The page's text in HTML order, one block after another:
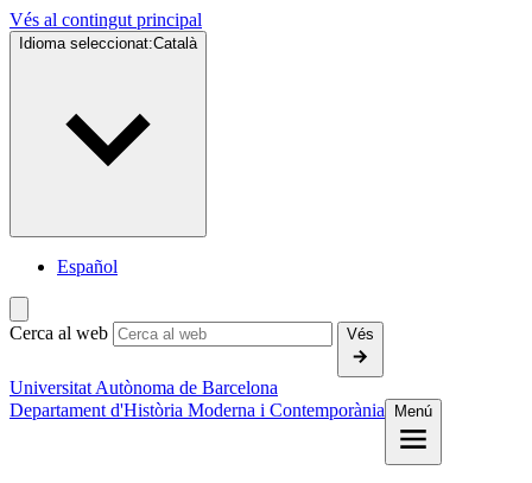
Vés al contingut principal
Idioma seleccionat:Català
Español
Cerca al web Vés
Universitat Autònoma de Barcelona
Departament d'Història Moderna i Contemporània
Menú